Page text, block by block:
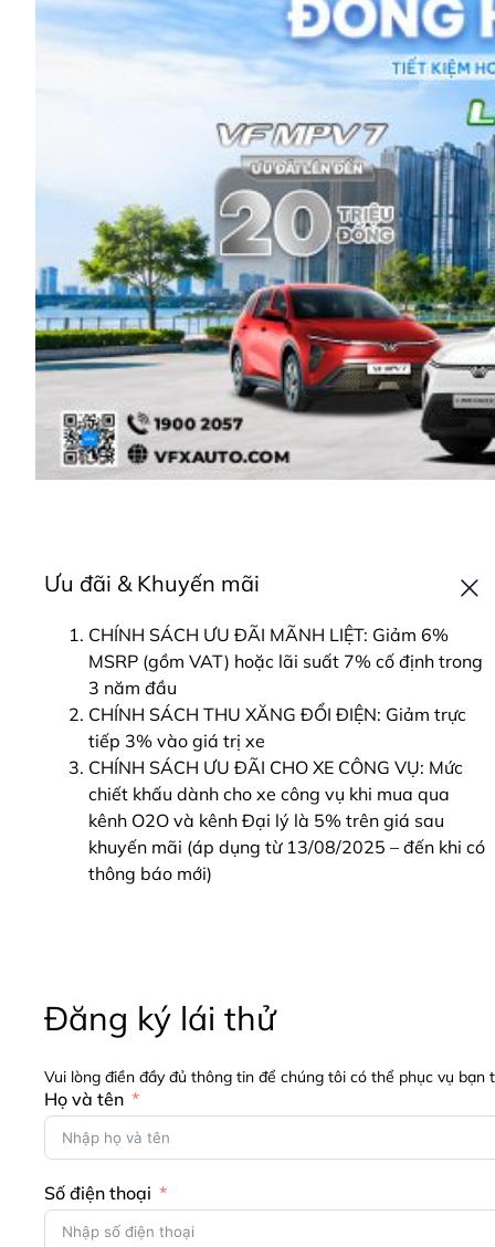
Ưu đãi & Khuyến mãi
CHÍNH SÁCH ƯU ĐÃI MÃNH LIỆT: Giảm 6%
MSRP (gồm VAT) hoặc lãi suất 7% cố định trong
3 năm đầu
CHÍNH SÁCH THU XĂNG ĐỔI ĐIỆN: Giảm trực
tiếp 3% vào giá trị xe
CHÍNH SÁCH ƯU ĐÃI CHO XE CÔNG VỤ: Mức
chiết khấu dành cho xe công vụ khi mua qua
kênh O2O và kênh Đại lý là 5% trên giá sau
khuyến mãi (áp dụng từ 13/08/2025 – đến khi có
thông báo mới)
Đăng ký lái thử
Vui lòng điền đầy đủ thông tin để chúng tôi có thể phục vụ bạn
Họ và tên
Số điện thoại